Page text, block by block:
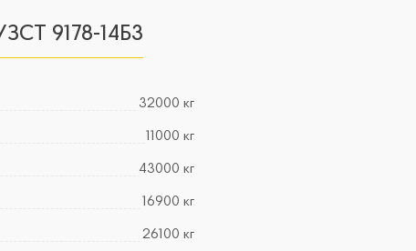
9178-14Б3
32000 кг
11000 кг
43000 кг
16900 кг
26100 кг